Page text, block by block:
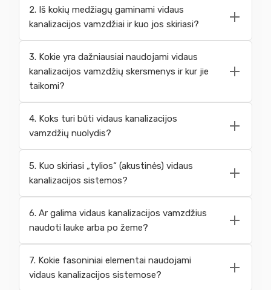
2. Iš kokių medžiagų gaminami vidaus
kanalizacijos vamzdžiai ir kuo jos skiriasi?
3. Kokie yra dažniausiai naudojami vidaus
kanalizacijos vamzdžių skersmenys ir kur jie
taikomi?
4. Koks turi būti vidaus kanalizacijos
vamzdžių nuolydis?
5. Kuo skiriasi „tylios“ (akustinės) vidaus
kanalizacijos sistemos?
6. Ar galima vidaus kanalizacijos vamzdžius
naudoti lauke arba po žeme?
7. Kokie fasoniniai elementai naudojami
vidaus kanalizacijos sistemose?